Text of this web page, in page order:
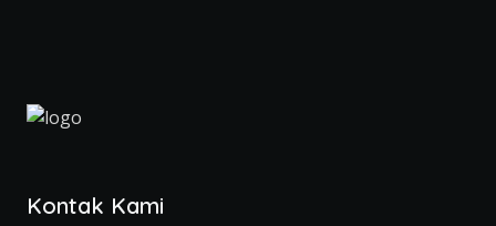
Kontak Kami